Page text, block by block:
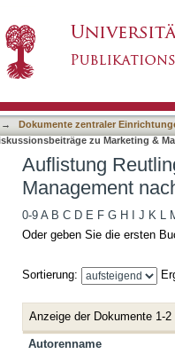
→
Dokumente zentraler
zu Marketing &
Auflistung
Management
0-9 A B C D E F G H J K L
Oder geben Sie die ersten
Sortierung:
Anzeige der Dokumente 1-2
Autorenname